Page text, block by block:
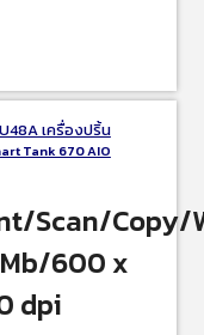
Tank 670 AIO
Scan/Copy/
600 x
dpi